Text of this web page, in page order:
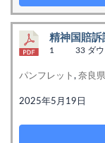
精神国賠
1 33 ダ
パンフレット,奈良
2025年5月19日